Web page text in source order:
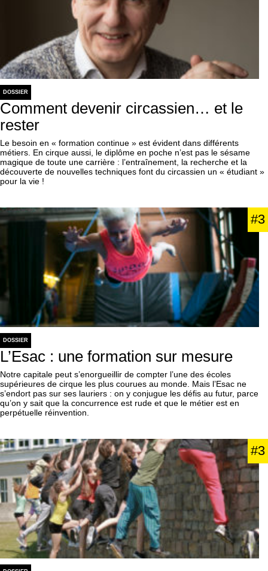
DOSSIER
Comment devenir circassien… et le
rester
Le besoin en « formation continue » est évident dans différents
métiers. En cirque aussi, le diplôme en poche n’est pas le sésame
magique de toute une carrière : l’entraînement, la recherche et la
découverte de nouvelles techniques font du circassien un « étudiant »
pour la vie !
#3
DOSSIER
L’Esac : une formation sur mesure
Notre capitale peut s’enorgueillir de compter l’une des écoles
supérieures de cirque les plus courues au monde. Mais l’Esac ne
s’endort pas sur ses lauriers : on y conjugue les défis au futur, parce
qu’on y sait que la concurrence est rude et que le métier est en
perpétuelle réinvention.
#3